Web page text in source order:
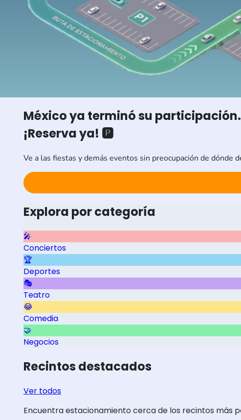
México ya terminó su
¡Reserva ya! 🅿️
Ve a las fiestas y demás eventos sin preocupación de dónde
Explora por categoría
🎤
Conciertos
🏆
Deportes
🎭
Teatro
😂
Comedia
🤝
Negocios
Recintos destacados
Ver todos
Encuentra estacionamiento cerca de los recintos más